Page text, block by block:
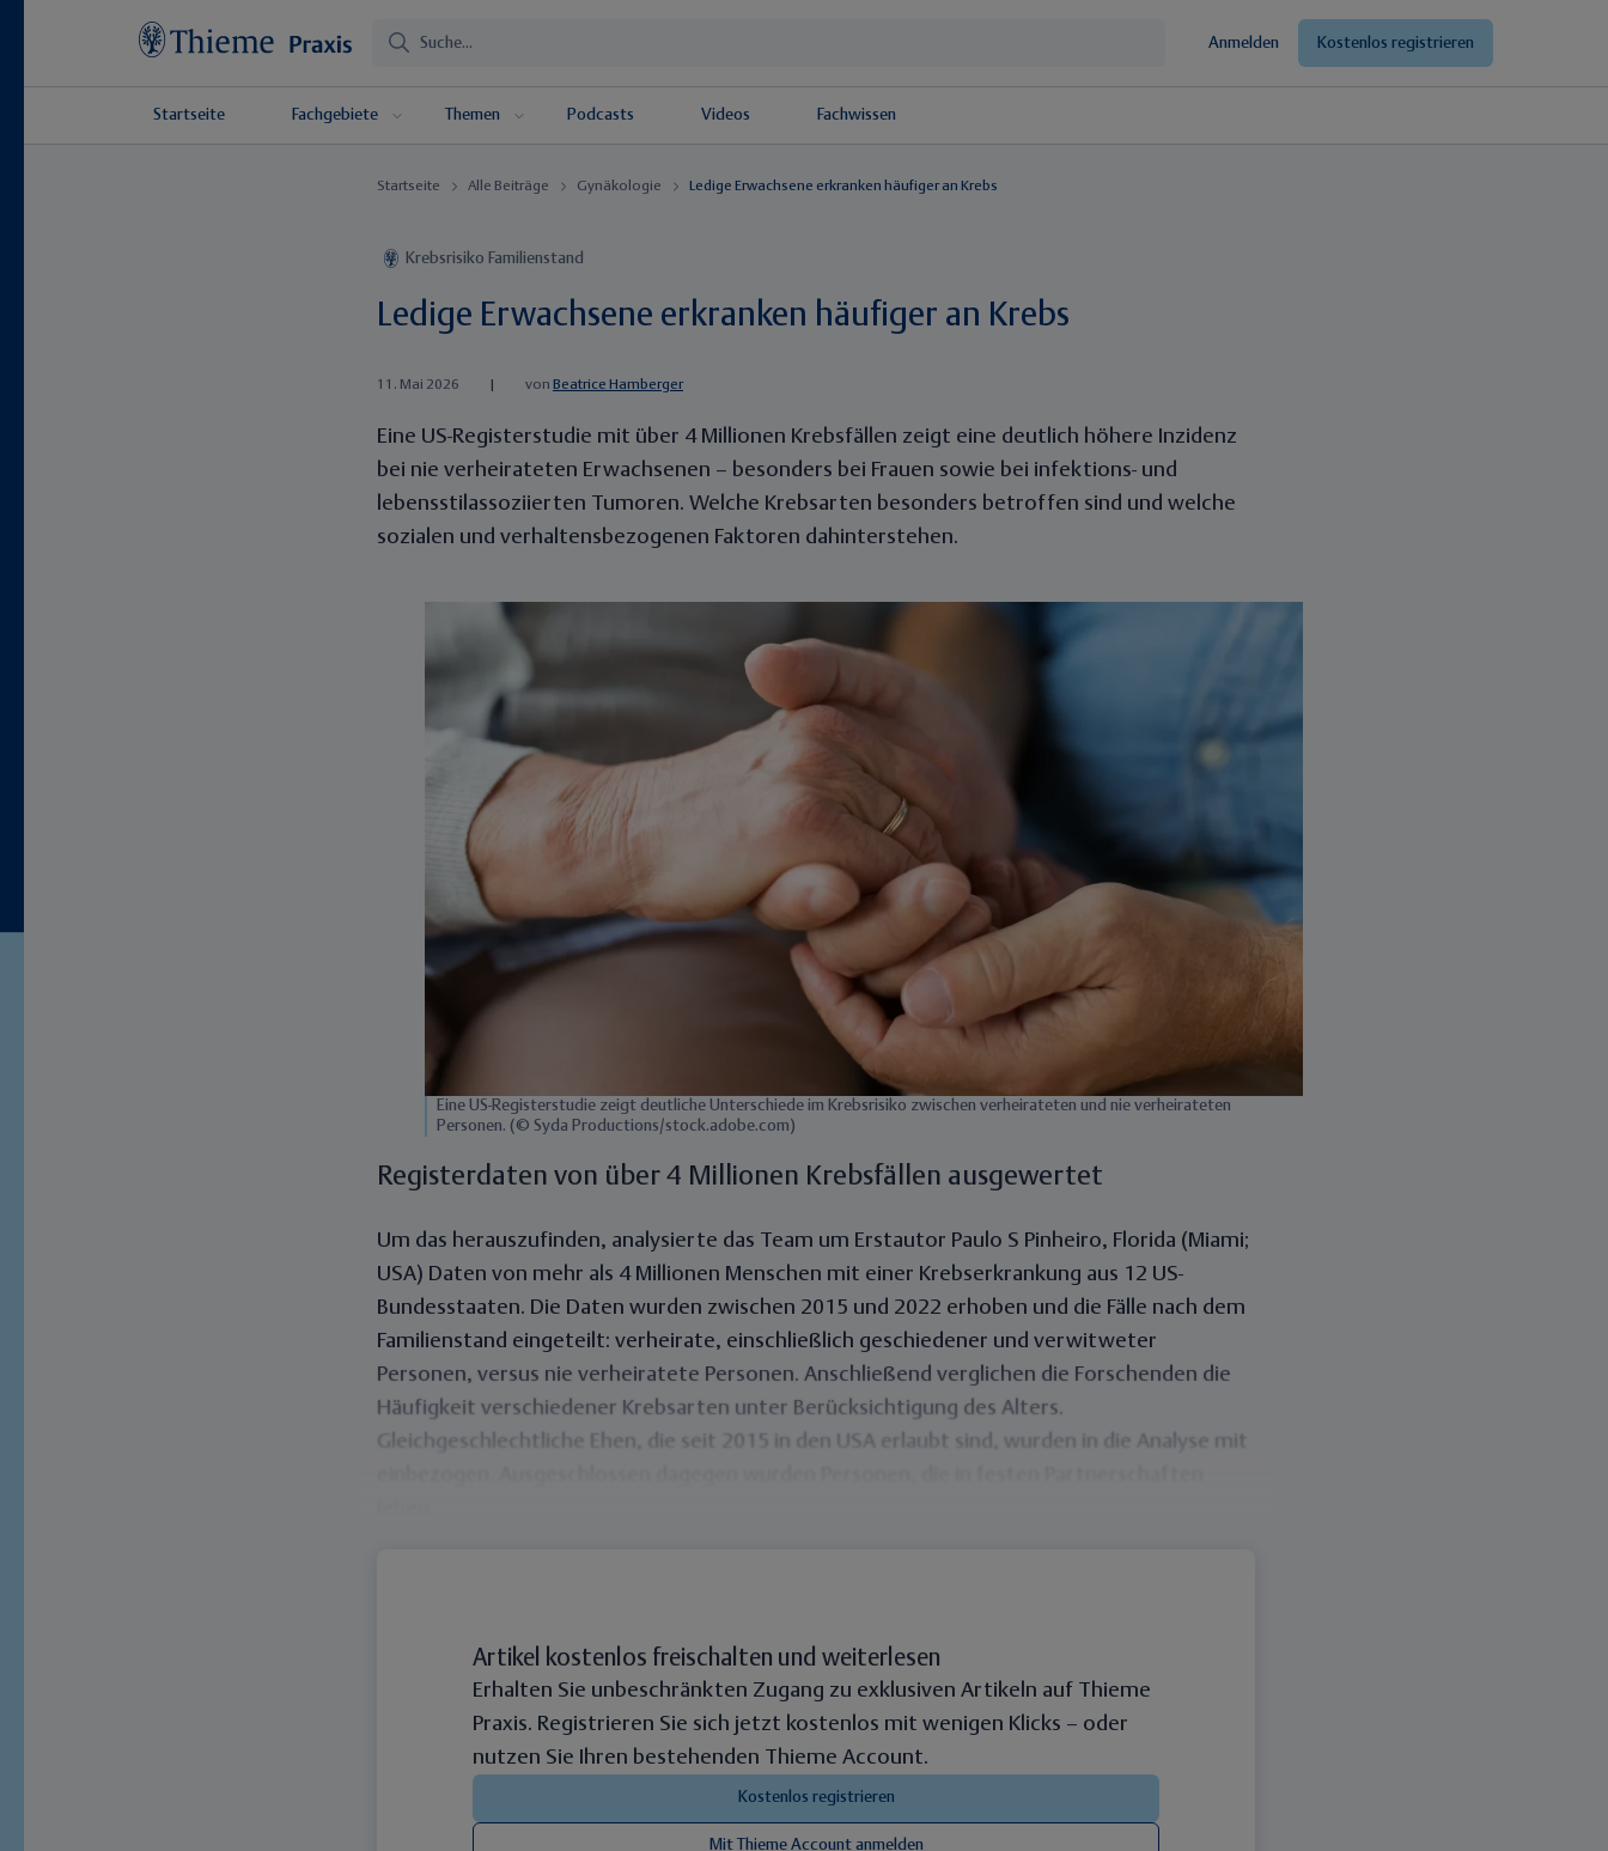
Anmelden Kostenlos registrieren
Startseite Fachgebiete Themen Podcasts Videos Fachwissen
Startseite Alle Beiträge Gynäkologie Ledige Erwachsene erkranken häufiger an Krebs
Krebsrisiko Familienstand
Ledige Erwachsene erkranken häufiger an Krebs
11. Mai 2026 von Beatrice Hamberger
Eine US-Registerstudie mit über 4 Millionen Krebsfällen zeigt eine deutlich höhere Inzidenz
bei nie verheirateten Erwachsenen – besonders bei Frauen sowie bei infektions- und
lebensstilassoziierten Tumoren. Welche Krebsarten besonders betroffen sind und welche
sozialen und verhaltensbezogenen Faktoren dahinterstehen.
Eine US-Registerstudie zeigt deutliche Unterschiede im Krebsrisiko zwischen verheirateten und nie verheirateten
Personen. (© Syda Productions/stock.adobe.com)
Registerdaten von über 4 Millionen Krebsfällen ausgewertet
Um das herauszufinden, analysierte das Team um Erstautor Paulo S Pinheiro, Florida (Miami;
USA) Daten von mehr als 4 Millionen Menschen mit einer Krebserkrankung aus 12 US-
Bundesstaaten. Die Daten wurden zwischen 2015 und 2022 erhoben und die Fälle nach dem
Familienstand eingeteilt: verheirate, einschließlich geschiedener und verwitweter
Personen, versus nie verheiratete Personen. Anschließend verglichen die Forschenden die
Häufigkeit verschiedener Krebsarten unter Berücksichtigung des Alters.
Gleichgeschlechtliche Ehen , die seit 2015 in den USA erlaubt sind, wurden in die Analyse mit
Artikel kostenlos freischalten und weiterlesen
Erhalten Sie unbeschränkten Zugang zu exklusiven Artikeln auf Thieme
Praxis. Registrieren Sie sich jetzt kostenlos mit wenigen Klicks – oder
nutzen Sie Ihren bestehenden Thieme Account.